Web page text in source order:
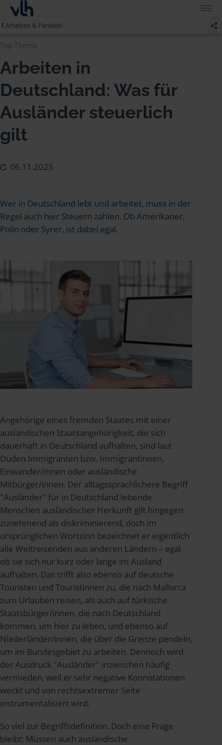
Arbeiten & Pendeln
Top Thema
Arbeiten in
Deutschland: Was für
Ausländer steuerlich
gilt
06.11.2025
Wer in Deutschland lebt und arbeitet, muss in der
Regel auch hier Steuern zahlen. Ob Amerikaner,
Polin oder Syrer, ist dabei egal.
Angehörige eines fremden Staates mit einer
ausländischen Staatsangehörigkeit, die sich
dauerhaft in Deutschland aufhalten, sind laut
Duden Immigranten bzw. Immigrantinnen,
Einwander/innen oder ausländische
Mitbürger/innen. Der alltagssprachlichere Begriff
"Ausländer" für in Deutschland lebende
Menschen ausländischer Herkunft gilt hingegen
zunehmend als diskriminierend, doch im
ursprünglichen Wortsinn bezeichnet er eigentlich
alle Weltreisenden aus anderen Ländern – egal
ob sie sich nur kurz oder lange im Ausland
aufhalten. Das trifft also ebenso auf deutsche
Touristen und Touristinnen zu, die nach Mallorca
zum Urlauben reisen, als auch auf türkische
Staatsbürger/innen, die nach Deutschland
kommen, um hier zu leben, und ebenso auf
Niederländer/innen, die über die Grenze pendeln,
um im Bundesgebiet zu arbeiten. Dennoch wird
der Ausdruck "Ausländer" inzwischen häufig
vermieden, weil er sehr negative Konnotationen
weckt und von rechtsextremer Seite
instrumentalisiert wird.
So viel zur Begriffsdefinition. Doch eine Frage
bleibt: Müssen auch ausländische